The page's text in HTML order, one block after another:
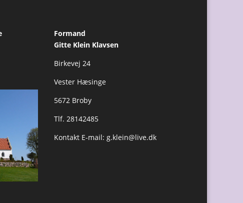
Formand
Gitte Klein Klavsen
Birkevej 24
Vester Hæsinge
5672 Broby
Tlf. 28142485
Kontakt E-mail: g.klein@live.dk